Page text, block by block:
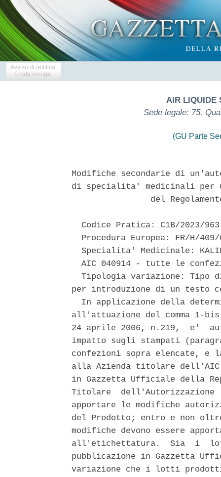
Avviso di rettifica
Errata corrige
AIR LIQUIDE
Sede legale: 75,
(GU Parte
Modifiche secondarie di
di specialita' medicinali per
del
Codice Pratica: C1B/2023/
Procedura Europea: FR/H/
Specialita' Medicinale:
AIC 040914 - tutte le
Tipologia variazione: Tipo
per introduzione di un testo
In applicazione della
all'attuazione del comma 1-
24 aprile 2006, n.219,  e'
impatto sugli stampati
confezioni sopra elencate,
alla Azienda titolare
in Gazzetta Ufficiale della
Titolare  dell'Autorizzazione
apportare le modifiche
del Prodotto; entro e non
modifiche devono essere
all'etichettatura.  Sia  i
pubblicazione in Gazzetta
variazione che i lotti